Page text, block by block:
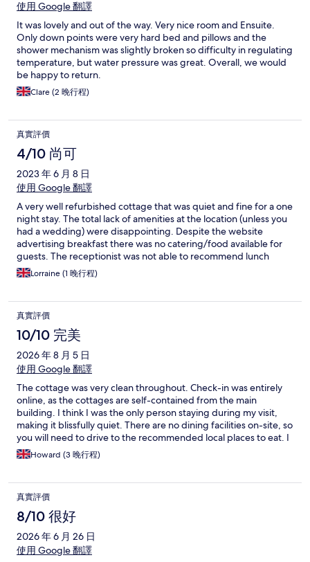
使用 Google 翻譯
It was lovely and out of the way. Very nice room and Ensuite.
Only down points were very hard bed and pillows and the
shower mechanism was slightly broken so difficulty in regulating
temperature, but water pressure was great. Overall, we would
be happy to return.
Clare (2 晚行程)
真實評價
4/10 尚可
2023 年 6 月 8 日
使用 Google 翻譯
A very well refurbished cottage that was quiet and fine for a one
night stay. The total lack of amenities at the location (unless you
had a wedding) were disappointing. Despite the website
advertising breakfast there was no catering/food available for
guests. The receptionist was not able to recommend lunch
options/restaurants. The customer service was very poor - polite
but handed us a key and that was it on arrival. The lock was
departure the Manor was locked and there was no key drop box
- we managed to find a Gardner to hand the key to. Very
impersonal overall. The cottage is very small.
Lorraine (1 晚行程)
真實評價
10/10 完美
2026 年 8 月 5 日
使用 Google 翻譯
The cottage was very clean throughout. Check-in was entirely
online, as the cottages are self-contained from the main
building. I think I was the only person staying during my visit,
making it blissfully quiet. There are no dining facilities on-site, so
you will need to drive to the recommended local places to eat. I
didn't actually try any of them, as I was using the cottage as a
base to visit family. I will definitely look to book here again next
Howard (3 晚行程)
真實評價
8/10 很好
2026 年 6 月 26 日
使用 Google 翻譯